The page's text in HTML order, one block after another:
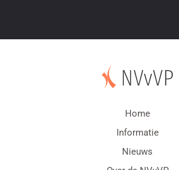
Home
Informatie
Nieuws